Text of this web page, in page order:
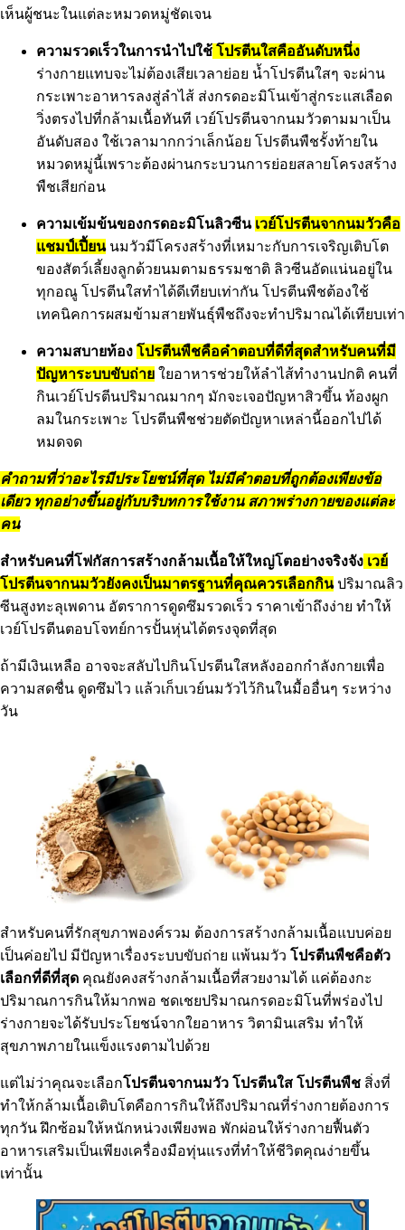
เห็นผู้ชนะในแต่ละหมวดหมู่ชัดเจน
ความรวดเร็วในการนำไปใช้ โปรตีนใสคืออันดับหนึ่ง
ร่างกายแทบจะไม่ต้องเสียเวลาย่อย น้ำโปรตีนใสๆ จะผ่าน
กระเพาะอาหารลงสู่ลำไส้ ส่งกรดอะมิโนเข้าสู่กระแสเลือด
วิ่งตรงไปที่กล้ามเนื้อทันที เวย์โปรตีนจากนมวัวตามมาเป็น
อันดับสอง ใช้เวลามากกว่าเล็กน้อย โปรตีนพืชรั้งท้ายใน
หมวดหมู่นี้เพราะต้องผ่านกระบวนการย่อยสลายโครงสร้าง
พืชเสียก่อน
ความเข้มข้นของกรดอะมิโนลิวซีน เวย์โปรตีนจากนมวัวคือ
แชมป์เปี้ยนนมวัวมีโครงสร้างที่เหมาะกับการเจริญเติบโต
ของสัตว์เลี้ยงลูกด้วยนมตามธรรมชาติ ลิวซีนอัดแน่นอยู่ใน
ทุกอณู โปรตีนใสทำได้ดีเทียบเท่ากัน โปรตีนพืชต้องใช้
เทคนิคการผสมข้ามสายพันธุ์พืชถึงจะทำปริมาณได้เทียบเท่า
ความสบายท้อง โปรตีนพืชคือคำตอบที่ดีที่สุดสำหรับคนที่มี
ปัญหาระบบขับถ่าย ใยอาหารช่วยให้ลำไส้ทำงานปกติ คนที่
กินเวย์โปรตีนปริมาณมากๆ มักจะเจอปัญหาสิวขึ้น ท้องผูก
ลมในกระเพาะ โปรตีนพืชช่วยตัดปัญหาเหล่านี้ออกไปได้
หมดจด
คำถามที่ว่าอะไรมีประโยชน์ที่สุด ไม่มีคำตอบที่ถูกต้องเพียงข้อ
เดียว ทุกอย่างขึ้นอยู่กับบริบทการใช้งาน สภาพร่างกายของแต่ละ
คน
สำหรับคนที่โฟกัสการสร้างกล้ามเนื้อให้ใหญ่โตอย่างจริงจัง เวย์
โปรตีนจากนมวัวยังคงเป็นมาตรฐานที่คุณควรเลือกกินปริมาณลิว
ซีนสูงทะลุเพดาน อัตราการดูดซึมรวดเร็ว ราคาเข้าถึงง่าย ทำให้
เวย์โปรตีนตอบโจทย์การปั้นหุ่นได้ตรงจุดที่สุด
ถ้ามีเงินเหลือ อาจจะสลับไปกินโปรตีนใสหลังออกกำลังกายเพื่อ
ความสดชื่น ดูดซึมไว แล้วเก็บเวย์นมวัวไว้กินในมื้ออื่นๆ ระหว่าง
วัน
สำหรับคนที่รักสุขภาพองค์รวม ต้องการสร้างกล้ามเนื้อแบบค่อย
เป็นค่อยไป มีปัญหาเรื่องระบบขับถ่าย แพ้นมวัว โปรตีนพืชคือตัว
เลือกที่ดีที่สุด คุณยังคงสร้างกล้ามเนื้อที่สวยงามได้ แค่ต้องกะ
ปริมาณการกินให้มากพอ ชดเชยปริมาณกรดอะมิโนที่พร่องไป
ร่างกายจะได้รับประโยชน์จากใยอาหาร วิตามินเสริม ทำให้
สุขภาพภายในแข็งแรงตามไปด้วย
แต่ไม่ว่าคุณจะเลือกโปรตีนจากนมวัว โปรตีนใส โปรตีนพืช สิ่งที่
ทำให้กล้ามเนื้อเติบโตคือการกินให้ถึงปริมาณที่ร่างกายต้องการ
ทุกวัน ฝึกซ้อมให้หนักหน่วงเพียงพอ พักผ่อนให้ร่างกายฟื้นตัว
อาหารเสริมเป็นเพียงเครื่องมือทุ่นแรงที่ทำให้ชีวิตคุณง่ายขึ้น
เท่านั้น